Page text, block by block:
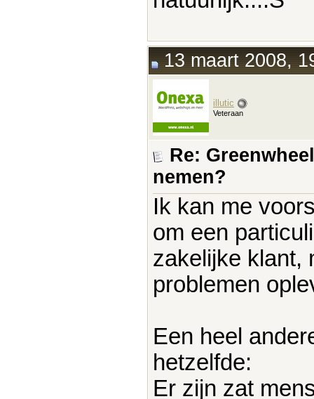
13 maart 2008,
illutic
Veteraan
Re:
nemen?
Ik kan me
om een
zakelijke klant,
problemen
Een heel
hetzelfde:
Er zijn zat